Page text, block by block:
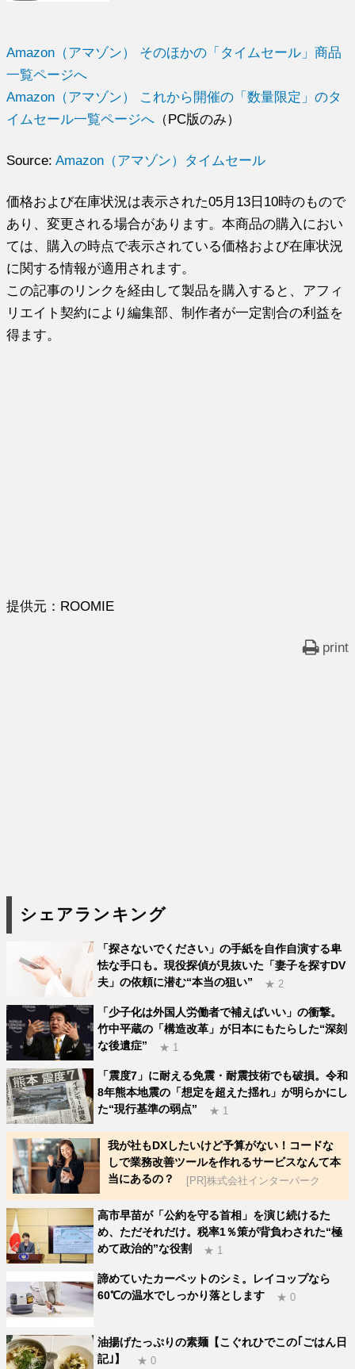
Amazon（アマゾン） そのほかの「タイムセール」商品
一覧ページへ
Amazon（アマゾン） これから開催の「数量限定」のタ
イムセール一覧ページへ （PC版のみ）
Source:Amazon（アマゾン）タイムセール
価格および在庫状況は表示された05月13日10時のもので
あり、変更される場合があります。本商品の購入におい
ては、購入の時点で表示されている価格および在庫状況
に関する情報が適用されます。
この記事のリンクを経由して製品を購入すると、アフィ
リエイト契約により編集部、制作者が一定割合の利益を
得ます。
提供元：ROOMIE
print
シェアランキング
「探さないでください」の手紙を自作自演する卑
怯な手口も。現役探偵が見抜いた「妻子を探すDV
夫」の依頼に潜む“本当の狙い”
★ 2
「少子化は外国人労働者で補えばいい」の衝撃。
竹中平蔵の「構造改革」が日本にもたらした“深刻
な後遺症”
★ 1
「震度7」に耐える免震・耐震技術でも破損。令和
8年熊本地震の「想定を超えた揺れ」が明らかにし
た“現行基準の弱点”
★ 1
我が社もDXしたいけど予算がない！コードな
しで業務改善ツールを作れるサービスなんて本
当にあるの？
[PR]株式会社インターパーク
高市早苗が「公約を守る首相」を演じ続けるた
め、ただそれだけ。税率1％策が背負わされた“極
めて政治的”な役割
★ 1
諦めていたカーペットのシミ。レイコップなら
60℃の温水でしっかり落とします
★ 0
油揚げたっぷりの素麺【こぐれひでこの｢ごはん日
記｣】
★ 0